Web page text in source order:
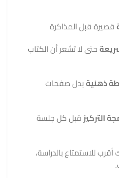
قصيرة قبل المذاكرة
حتى لا تشعر أن الكتاب
ذهنيةبدل صفحات
التركيزقبل كل جلسة
للاستمتاع بالدراسة،